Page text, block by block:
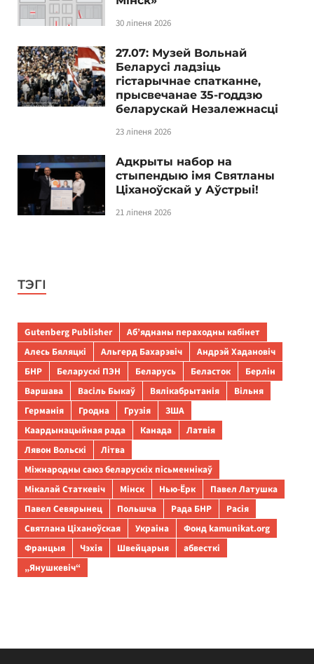
30 ліпеня 2026
27.07: Музей Вольнай
Беларусі ладзіць
гістарычнае спатканне,
прысвечанае 35-годдзю
беларускай Незалежнасці
23 ліпеня 2026
Адкрыты набор на
стыпендыю імя Святланы
Ціханоўскай у Аўстрыі!
21 ліпеня 2026
ТЭГІ
Gutenberg Publisher
Аб’яднаны пераходны кабінет
Алесь Бяляцкі
Альгерд Бахарэвіч
Андрэй Хадановіч
БНР
Беларускі ПЭН Беларусь Беласток
Берлін
Варшава
Васіль Быкаў Вялікабрытанія
Вільня
Германія
Гродна Грузія
ЗША
Каардынацыйная рада
Канада
Латвія
Лявон Вольскі
Літва
Міжнародны саюз беларускіх пісьменнікаў
Мікалай Статкевіч
Мінск Нью-Ёрк
Павел Латушка
Павел Севярынец
Польшча Рада БНР
Расія
Святлана Ціханоўская
Украіна
Фонд kamunikat.org
Францыя
Чэхія Швейцарыя
абвесткі
„Янушкевіч“